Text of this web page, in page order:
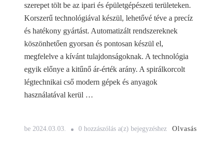
szerepet tölt be az ipari és épületgépészeti területeken.
Korszerű technológiával készül, lehetővé téve a precíz
és hatékony gyártást. Automatizált rendszereknek
köszönhetően gyorsan és pontosan készül el,
megfelelve a kívánt tulajdonságoknak. A technológia
egyik előnye a kitűnő ár-érték arány. A spirálkorcolt
légtechnikai cső modern gépek és anyagok
használatával kerül …
be 2024.03.03. 0 hozzászólás a(z) Spirálkorcolt
bejegyzéshez Olvasás